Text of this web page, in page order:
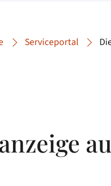
Serviceportal